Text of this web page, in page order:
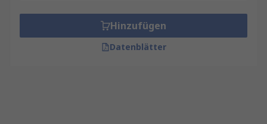
Hinzufügen
Datenblätter